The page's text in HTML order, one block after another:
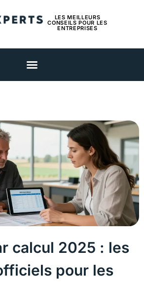
LES MEILLEURS
CONSEILS POUR LES
ENTREPRISES
calcul 2025 : les
pour les